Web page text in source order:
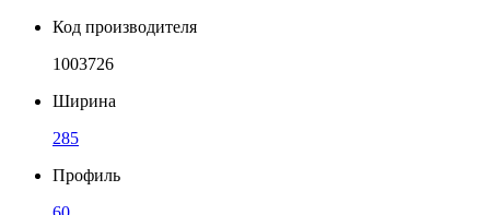
Код производителя
1003726
Ширина
285
Профиль